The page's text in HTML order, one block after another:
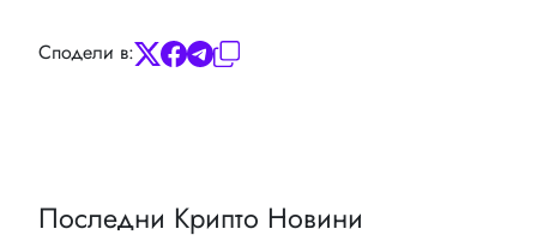
Сподели в:
Последни Крипто Новини